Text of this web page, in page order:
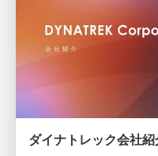
ダイナトレック会社